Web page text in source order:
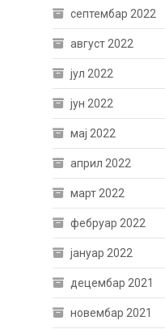
септембар 2022
август 2022
јул 2022
јун 2022
мај 2022
април 2022
март 2022
фебруар 2022
јануар 2022
децембар 2021
новембар 2021